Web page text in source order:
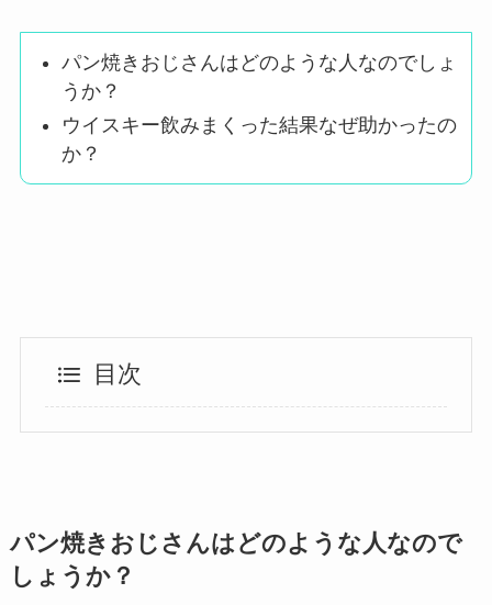
パン焼きおじさんはどのような人なのでしょ
うか？
ウイスキー飲みまくった結果なぜ助かったの
か？
目次
パン焼きおじさんはどのような人なので
しょうか？